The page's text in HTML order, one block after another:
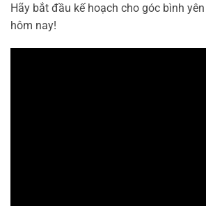
Hãy bắt đầu kế hoạch cho góc bình
hôm nay!